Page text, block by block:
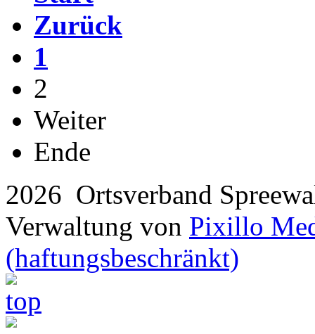
Zurück
1
2
Weiter
Ende
2026 Ortsverband
Verwaltung von Pixillo
(haftungsbeschränkt)